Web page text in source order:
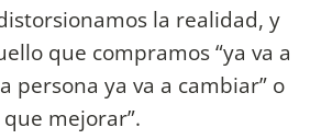
la realidad, y
que compramos “ya va a
persona ya va a cambiar” o
mejorar”.